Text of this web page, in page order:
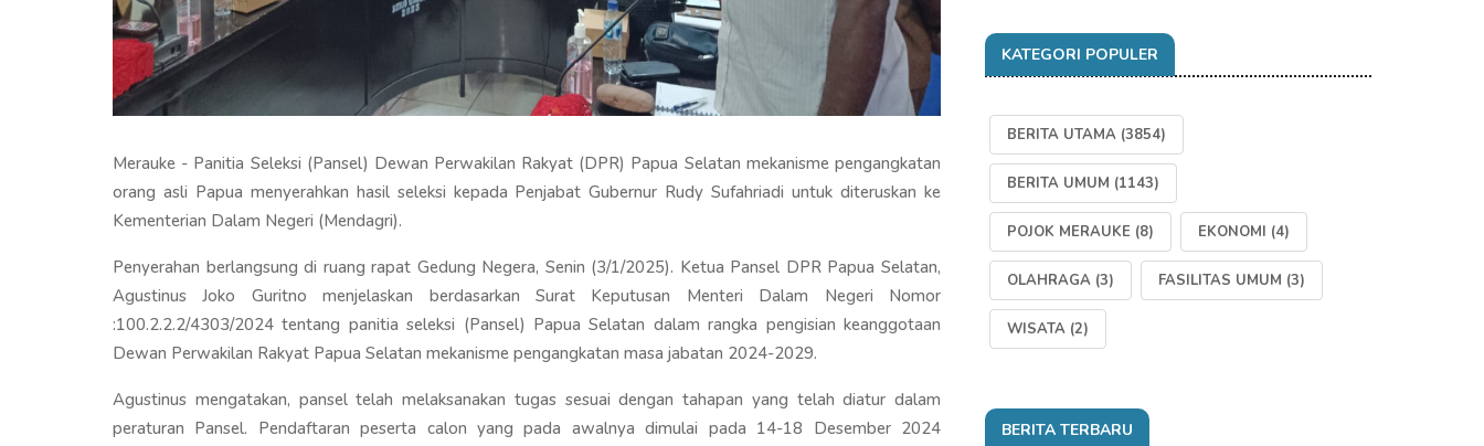
Merauke - Panitia Seleksi (Pansel) Dewan Perwakilan Rakyat (DPR) Papua Selatan mekanisme pengangkatan
orang asli Papua menyerahkan hasil seleksi kepada Penjabat Gubernur Rudy Sufahriadi untuk diteruskan ke
Kementerian Dalam Negeri (Mendagri).
Penyerahan berlangsung di ruang rapat Gedung Negera, Senin (3/1/2025). Ketua Pansel DPR Papua Selatan,
Agustinus Joko Guritno menjelaskan berdasarkan Surat Keputusan Menteri Dalam Negeri Nomor
:100.2.2.2/4303/2024 tentang panitia seleksi (Pansel) Papua Selatan dalam rangka pengisian keanggotaan
Dewan Perwakilan Rakyat Papua Selatan mekanisme pengangkatan masa jabatan 2024-2029.
Agustinus mengatakan, pansel telah melaksanakan tugas sesuai dengan tahapan yang telah diatur dalam
peraturan Pansel. Pendaftaran peserta calon yang pada awalnya dimulai pada 14-18 Desember 2024
KATEGORI POPULER
BERITA UTAMA (3854)
BERITA UMUM (1143)
POJOK MERAUKE (8) EKONOMI (4)
OLAHRAGA (3) FASILITAS UMUM (3)
WISATA (2)
BERITA TERBARU